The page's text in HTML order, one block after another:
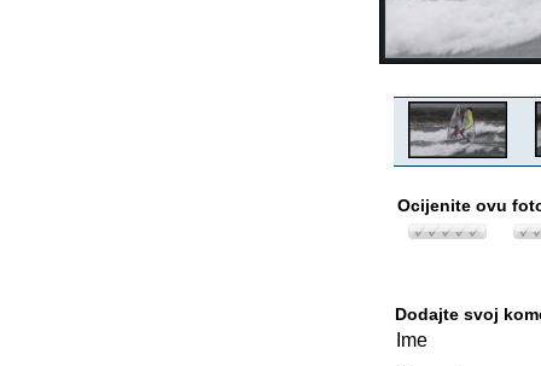
Ocijenite ovu
Dodajte svoj
Ime